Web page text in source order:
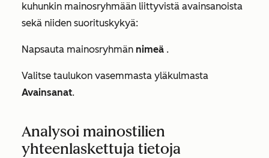
kuhunkin mainosryhmään liittyvistä avainsanoista
sekä niiden suorituskykyä:
Napsauta mainosryhmän nimeä .
Valitse taulukon vasemmasta yläkulmasta
Avainsanat.
Analysoi mainostilien
yhteenlaskettuja tietoja